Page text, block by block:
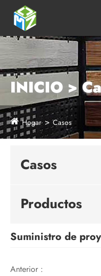
INICIO >
Hogar Casos
Casos
Productos
Suministro de
Anterior :